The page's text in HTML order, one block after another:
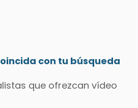
con tu búsqueda
que ofrezcan vídeo